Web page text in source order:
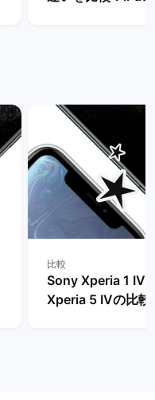
比較
Sony Xperia 1 IV
Xperia 5 IVの比較